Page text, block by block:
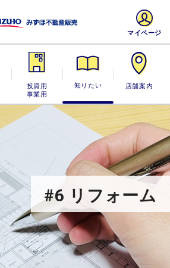
投資用・事業
用
知りたい 店舗案内
マイページ
#6 リフォーム